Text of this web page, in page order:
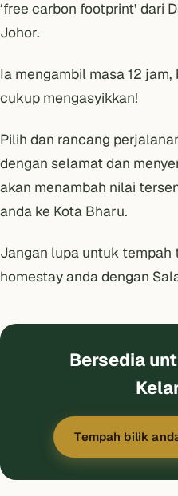
‘free carbon footprint’ dari
Johor.
Ia mengambil masa 12
cukup mengasyikkan!
Pilih dan rancang
dengan selamat dan
akan menambah nilai
anda ke Kota Bharu.
Jangan lupa untuk
homestay anda dengan
Bersedia
Tempah bilik